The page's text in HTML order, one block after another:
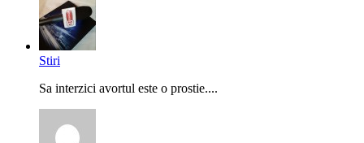
Stiri
Sa interzici avortul este o prostie....